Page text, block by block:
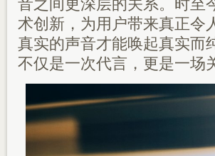
音之间更深层的关系。时至
术创新，为用户带来真正令
真实的声音才能唤起真实而
不仅是一次代言，更是一